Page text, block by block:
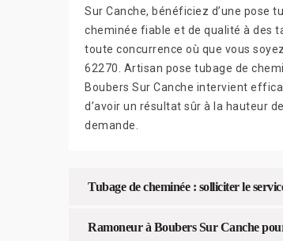
Sur Canche, bénéficiez d’une pose
cheminée fiable et de qualité à des
toute concurrence où que vous
62270. Artisan pose tubage de
Boubers Sur Canche intervient
d’avoir un résultat sûr à la hauteur
demande.
Tubage de cheminée : solliciter le
Ramoneur à Boubers Sur Canche